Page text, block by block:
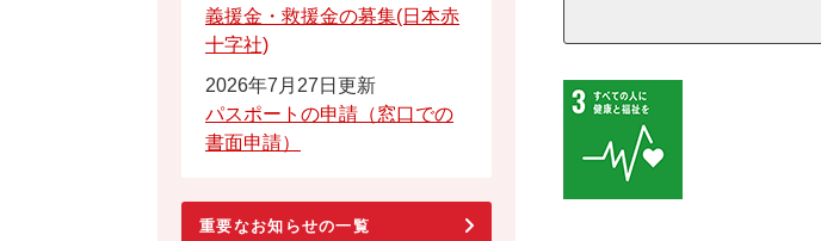
義援金・救援金の募集(日本赤
十字社)
2026年7月27日更新
パスポートの申請（窓口での
書面申請）
重要なお知らせの一覧